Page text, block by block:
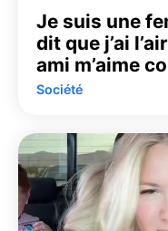
Je suis une
dit que j’ai
ami m’aime
Société